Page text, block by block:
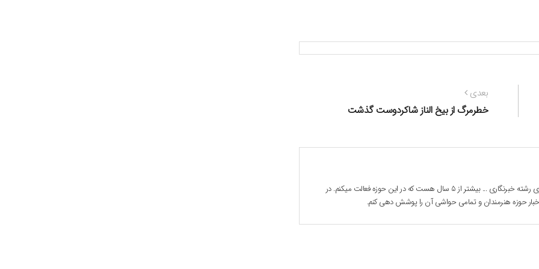
بعدی
بعدی:
خطرمرگ از بیخ الناز شاکردوست گذشت
بابک جوادی هستم . 28 ساله دانشجوی رشته خبرنگاری ... بیشتر از 5 سال هست که در این حوزه فعالت میکنم. در
اخبار حوزه هنرمندان و تمامی حواشی آن را پوشش دهی کنم.